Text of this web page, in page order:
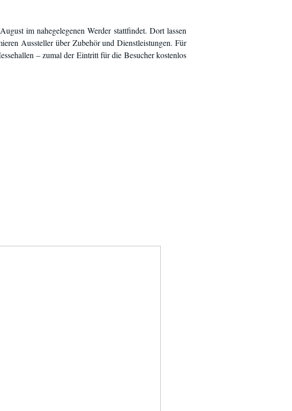
im nahegelegenen Werder stattfindet. Dort lassen
Aussteller über Zubehör und Dienstleistungen. Für
– zumal der Eintritt für die Besucher kostenlos